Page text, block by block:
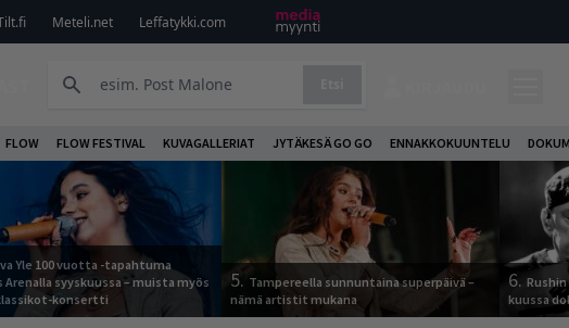
Meteli.net Leffatykki.com
FLOW FLOW FESTIVAL KUVAGALLERIAT JYTÄKESÄ GO GO ENNAKKOKUUNTELU
Yle 100 vuotta -tapahtuma
Arenalla syyskuussa – muista myös
konsertti
5. Tampereella sunnuntaina superpäivä –
nämä artistit mukana
6.
kuussa